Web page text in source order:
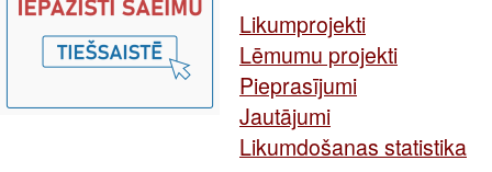
Likumprojekti
Lēmumu projekti
Pieprasījumi
Jautājumi
Likumdošanas statistika